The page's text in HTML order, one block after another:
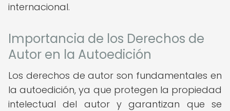
internacional.
Importancia de los Derechos de
Autor en la Autoedición
Los derechos de autor son fundamentales en
la autoedición, ya que protegen la propiedad
intelectual del autor y garantizan que se